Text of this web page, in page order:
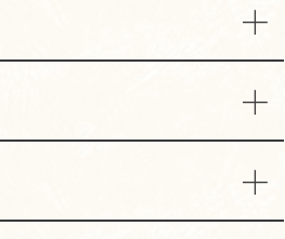
日曜日は11:30〜
新情報は店舗までお問い合わせく
店舗までお問い合わせください。